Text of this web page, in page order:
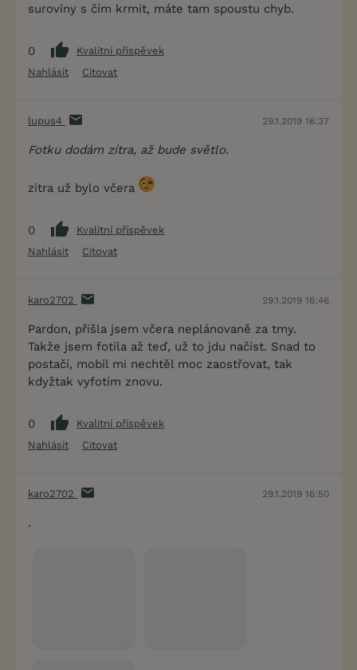
suroviny s čím krmit, máte tam spoustu chyb.
0
Kvalitní příspěvek
Nahlásit
Citovat
lupus4 29.1.2019 16:37
Fotku dodám zítra, až bude světlo.
zítra už bylo včera
0
Kvalitní příspěvek
Nahlásit
Citovat
karo2702 29.1.2019 16:46
Pardon, přišla jsem včera neplánovaně za tmy.
Takže jsem fotila až teď, už to jdu načíst. Snad to
postačí, mobil mi nechtěl moc zaostřovat, tak
kdyžtak vyfotím znovu.
0
Kvalitní příspěvek
Nahlásit
Citovat
karo2702 29.1.2019 16:50
.